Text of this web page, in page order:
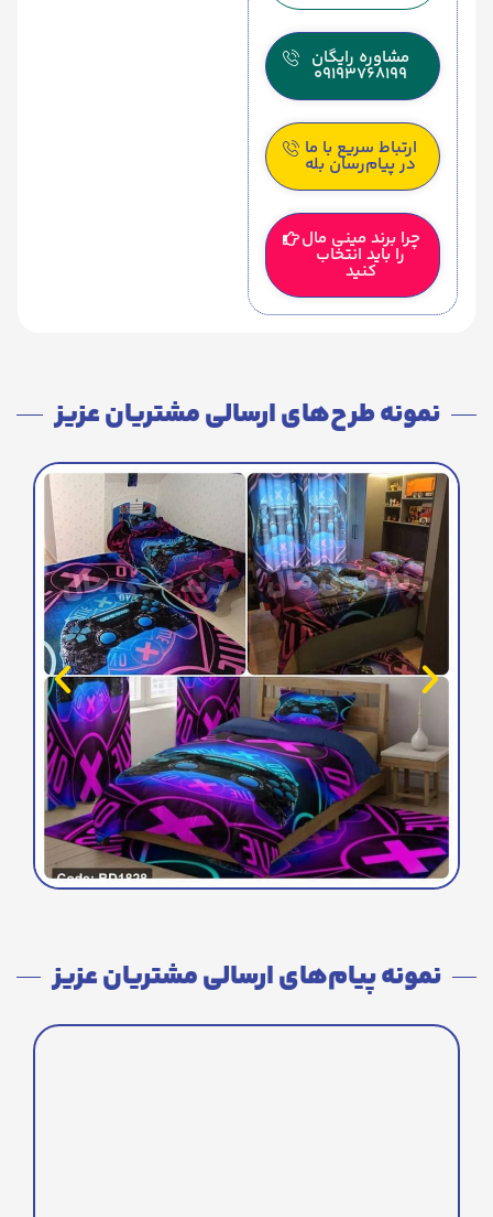
مشاوره رایگان
09193768199
ارتباط سریع با ما
در پیام‌رسان بله
چرا برند مینی مال
را باید انتخاب
کنید
نمونه طرح‌های ارسالی مشتریان عزیز
نمونه پیام‌های ارسالی مشتریان عزیز